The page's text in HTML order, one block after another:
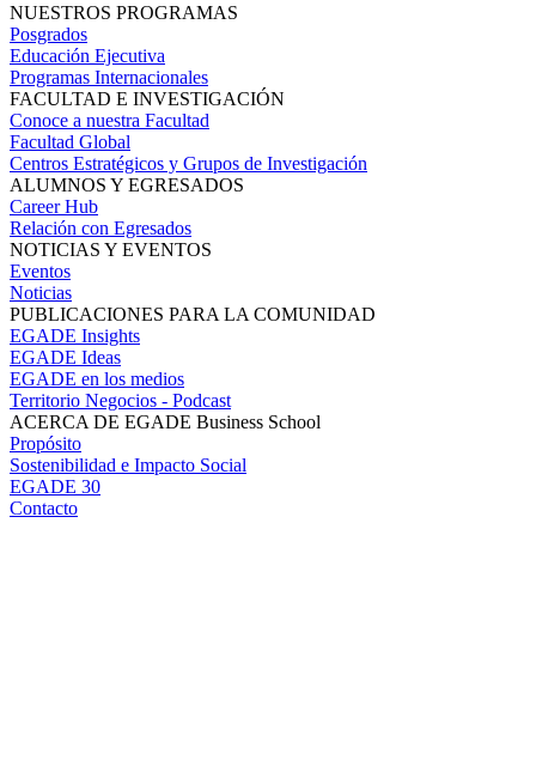
NUESTROS PROGRAMAS
Posgrados
Educación Ejecutiva
Programas Internacionales
FACULTAD E INVESTIGACIÓN
Conoce a nuestra Facultad
Facultad Global
Centros Estratégicos y Grupos de Investigación
ALUMNOS Y EGRESADOS
Career Hub
Relación con Egresados
NOTICIAS Y EVENTOS
Eventos
Noticias
PUBLICACIONES PARA LA COMUNIDAD
EGADE Insights
EGADE Ideas
EGADE en los medios
Territorio Negocios - Podcast
ACERCA DE EGADE Business School
Propósito
Sostenibilidad e Impacto Social
EGADE 30
Contacto